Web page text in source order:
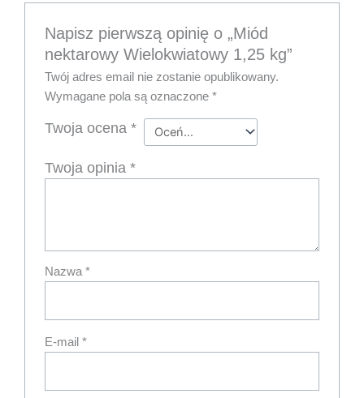
Napisz pierwszą opinię o „Miód
nektarowy Wielokwiatowy 1,25 kg”
Twój adres email nie zostanie opublikowany.
Wymagane pola są oznaczone*
Twoja ocena*
Twoja opinia*
Nazwa*
E-mail*